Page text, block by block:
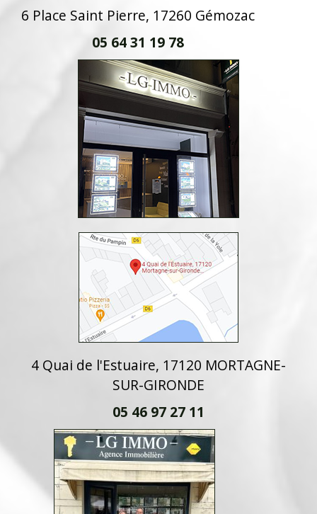
6 Place Saint Pierre, 17260 Gémozac
05 64 31 19 78
4 Quai de l'Estuaire, 17120 MORTAGNE-
SUR-GIRONDE
05 46 97 27 11